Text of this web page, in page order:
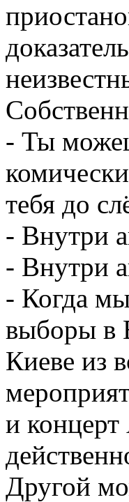
- Ты
тебя до
- Внутри
- Внутри
- Когда
выборы в
Киеве из
и
Другой